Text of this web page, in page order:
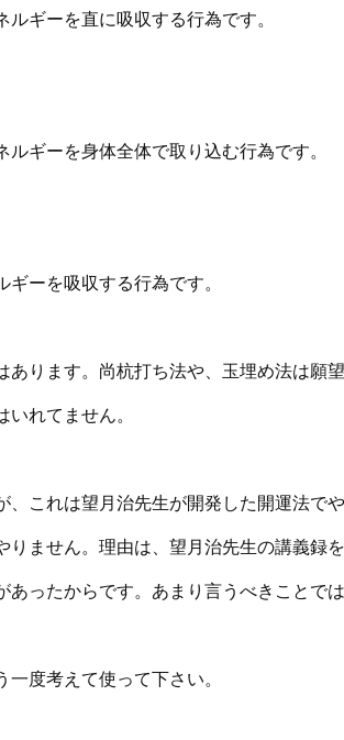
ギーを直に吸収する行為です。
ギーを身体全体で取り込む行為です。
ーを吸収する行為です。
あります。尚杭打ち法や、玉埋め法は願
れてません。
、これは望月治先生が開発した開運法で
りません。理由は、望月治先生の講義録
あったからです。あまり言うべきことで
一度考えて使って下さい。